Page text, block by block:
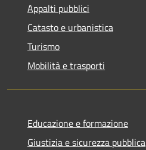
Appalti pubblici
Catasto e urbanistica
Turismo
Mobilità e trasporti
Educazione e formazione
Giustizia e sicurezza pubblica